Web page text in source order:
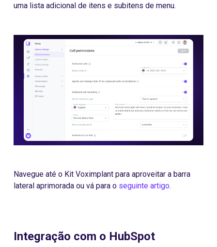
uma lista adicional de itens e subitens de menu.
Navegue até o Kit Voximplant para aproveitar a barra
lateral aprimorada ou vá para o seguinte artigo.
Integração com o HubSpot